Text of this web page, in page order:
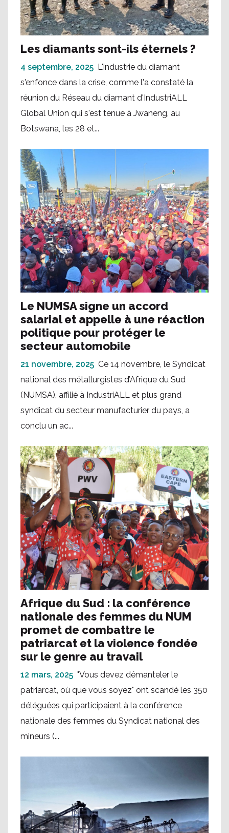
Les diamants sont-ils éternels ?
4 septembre, 2025 L'industrie du diamant
s'enfonce dans la crise, comme l'a constaté la
réunion du Réseau du diamant d'IndustriALL
Global Union qui s'est tenue à Jwaneng, au
Botswana, les 28 et...
Le NUMSA signe un accord
salarial et appelle à une réaction
politique pour protéger le
secteur automobile
21 novembre, 2025 Ce 14 novembre, le Syndicat
national des métallurgistes d’Afrique du Sud
(NUMSA), affilié à IndustriALL et plus grand
syndicat du secteur manufacturier du pays, a
conclu un ac...
Afrique du Sud : la conférence
nationale des femmes du NUM
promet de combattre le
patriarcat et la violence fondée
sur le genre au travail
12 mars, 2025 "Vous devez démanteler le
patriarcat, où que vous soyez" ont scandé les 350
déléguées qui participaient à la conférence
nationale des femmes du Syndicat national des
mineurs (...